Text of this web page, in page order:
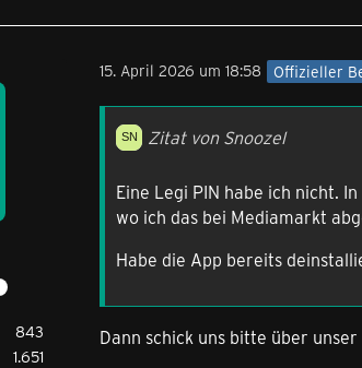
843
1.651
15. April 2026 um 18:58 Offizieller
Zitat von Snoozel
Eine Legi PIN habe ich nicht.
wo ich das bei Mediamarkt
Habe die App bereits
Dann schick uns bitte über unser